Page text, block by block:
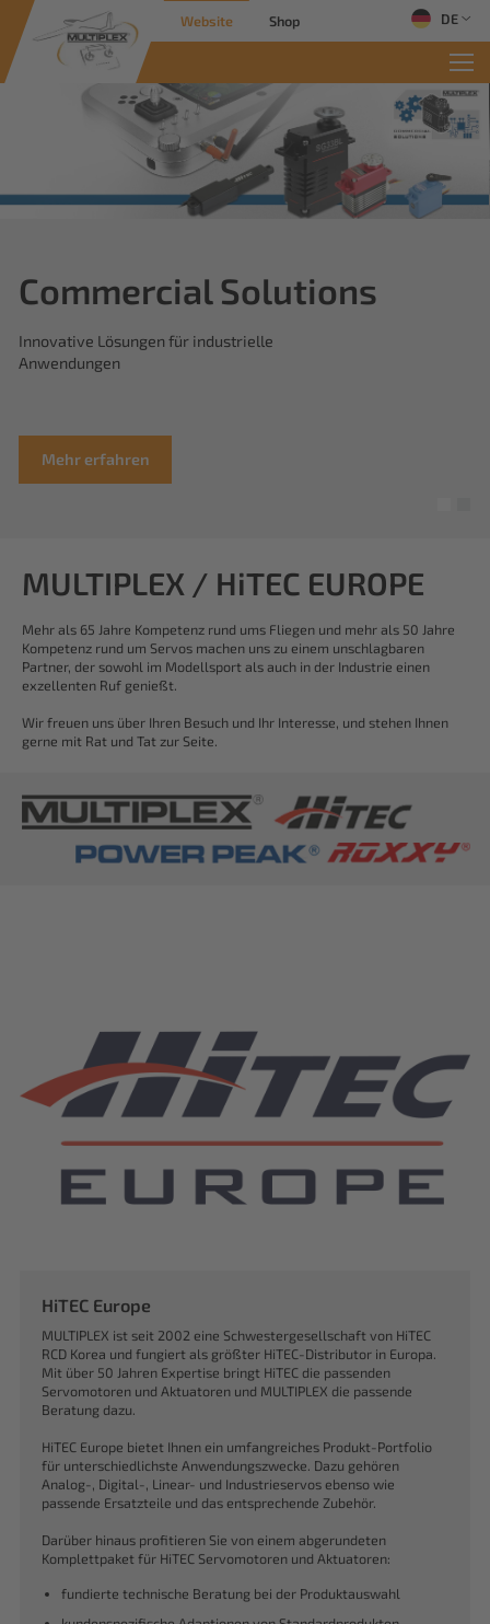
Website Shop DE
Commercial Solutions
Innovative Lösungen für industrielle
Anwendungen
Mehr erfahren
MULTIPLEX / HiTEC EUROPE
Mehr als 65 Jahre Kompetenz rund ums Fliegen und mehr als 50 Jahre
Kompetenz rund um Servos machen uns zu einem unschlagbaren
Partner, der sowohl im Modellsport als auch in der Industrie einen
exzellenten Ruf genießt.
Wir freuen uns über Ihren Besuch und Ihr Interesse, und stehen Ihnen
gerne mit Rat und Tat zur Seite.
HiTEC Europe
MULTIPLEX ist seit 2002 eine Schwestergesellschaft von HiTEC
RCD Korea und fungiert als größter HiTEC-Distributor in Europa.
Mit über 50 Jahren Expertise bringt HiTEC die passenden
Servomotoren und Aktuatoren und MULTIPLEX die passende
Beratung dazu.
HiTEC Europe bietet Ihnen ein umfangreiches Produkt-Portfolio
für unterschiedlichste Anwendungszwecke. Dazu gehören
Analog-, Digital-, Linear- und Industrieservos ebenso wie
passende Ersatzteile und das entsprechende Zubehör.
Darüber hinaus profitieren Sie von einem abgerundeten
Komplettpaket für HiTEC Servomotoren und Aktuatoren:
fundierte technische Beratung bei der Produktauswahl